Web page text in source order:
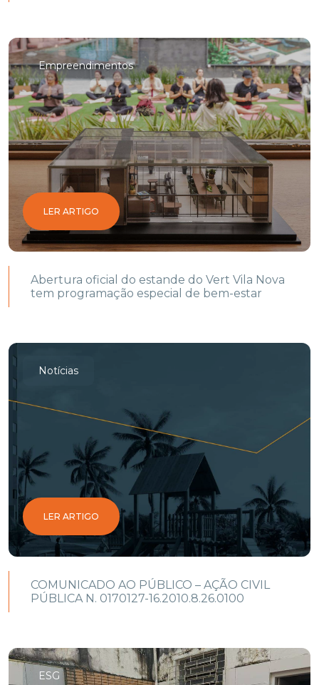
Empreendimentos
LER ARTIGO
Abertura oficial do estande do Vert Vila Nova
tem programação especial de bem-estar
Notícias
LER ARTIGO
COMUNICADO AO PÚBLICO – AÇÃO CIVIL
PÚBLICA N. 0170127-16.2010.8.26.0100
ESG